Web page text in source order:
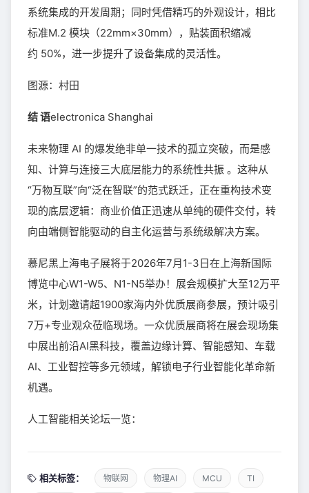
系统集成的开发周期；同时凭借精巧的外观设计，相比
标准M.2 模块（22mm×30mm），贴装面积缩减
约 50%，进一步提升了设备集成的灵活性。
图源：村田
结 语electronica Shanghai
未来物理 AI 的爆发绝非单一技术的孤立突破，而是感
知、计算与连接三大底层能力的系统性共振 。这种从
“万物互联”向“泛在智联”的范式跃迁，正在重构技术变
现的底层逻辑：商业价值正迅速从单纯的硬件交付，转
向由端侧智能驱动的自主化运营与系统级解决方案。
慕尼黑上海电子展将于2026年7月1-3日在上海新国际
博览中心W1-W5、N1-N5举办！展会规模扩大至12万平
米，计划邀请超1900家海内外优质展商参展，预计吸引
7万+专业观众莅临现场。一众优质展商将在展会现场集
中展出前沿AI黑科技，覆盖边缘计算、智能感知、车载
AI、工业智控等多元领域，解锁电子行业智能化革命新
机遇。
人工智能相关论坛一览：
相关标签： 物联网 物理AI MCU TI